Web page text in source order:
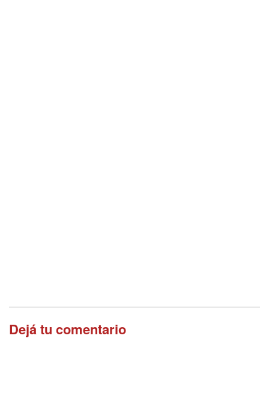
Dejá tu comentario